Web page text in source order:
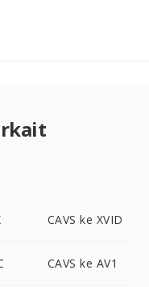
CAVS ke XVID
CAVS ke AV1